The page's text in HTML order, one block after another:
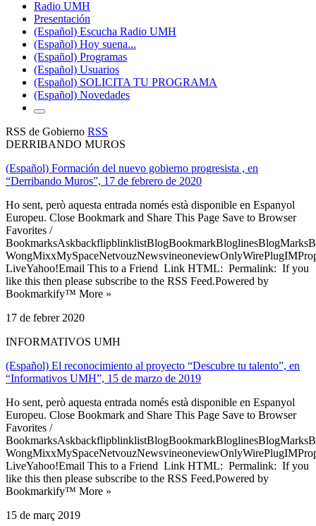
Radio UMH
Presentación
(Español) Escucha Radio UMH
(Español) Hoy suena...
(Español) Programas
(Español) Usuarios
(Español) SOLICITA TU PROGRAMA
(Español) Novedades
RSS de Gobierno RSS
DERRIBANDO MUROS
(Español) Formación del nuevo gobierno progresista , en
“Derribando Muros”, 17 de febrero de 2020
Ho sent, però aquesta entrada només està disponible en Espanyol
Europeu. Close Bookmark and Share This Page Save to Browser
Favorites /
LiveYahoo!Email This to a Friend Link HTML: Permalink: If you
like this then please subscribe to the RSS Feed.Powered by
Bookmarkify™ More »
17 de febrer 2020
INFORMATIVOS UMH
(Español) El reconocimiento al proyecto “Descubre tu talento”, en
“Informativos UMH”, 15 de marzo de 2019
Ho sent, però aquesta entrada només està disponible en Espanyol
Europeu. Close Bookmark and Share This Page Save to Browser
Favorites /
LiveYahoo!Email This to a Friend Link HTML: Permalink: If you
like this then please subscribe to the RSS Feed.Powered by
Bookmarkify™ More »
15 de març 2019